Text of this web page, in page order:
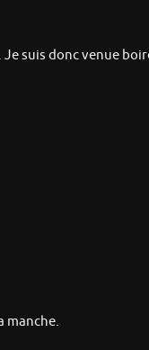
suis donc venue
manche.